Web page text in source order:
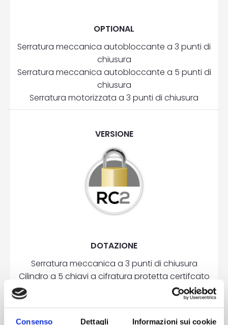
Consenso Dettagli Informazioni sui cookie
OPTIONAL
Serratura meccanica autobloccante a 3 punti di
chiusura
Serratura meccanica autobloccante a 5 punti di
chiusura
Serratura motorizzata a 3 punti di chiusura
VERSIONE
DOTAZIONE
Serratura meccanica a 3 punti di chiusura
Cilindro a 5 chiavi a cifratura protetta certifcato
3 cerniere a 2 ali in alluminio registrabili